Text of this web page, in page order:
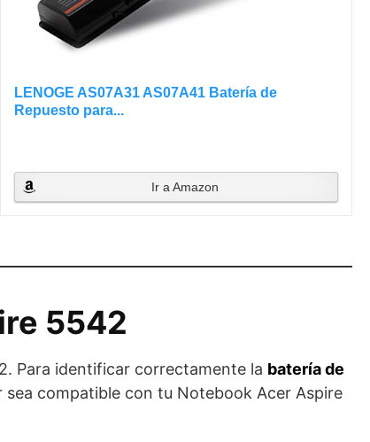
LENOGE AS07A31 AS07A41 Batería de
Repuesto para...
Ir a Amazon
5542
Para identificar correctamente la batería de
compatible con tu Notebook Acer Aspire